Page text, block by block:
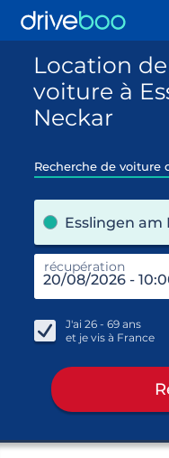
Location de
voiture à
Neckar
Recherche de voiture
récupération
J'ai 26 - 69 ans
et je vis à France